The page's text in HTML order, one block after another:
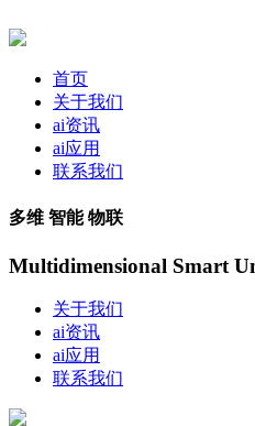
首页
关于我们
ai资讯
ai应用
联系我们
多维 智能 物联
Multidimensional Smart
关于我们
ai资讯
ai应用
联系我们